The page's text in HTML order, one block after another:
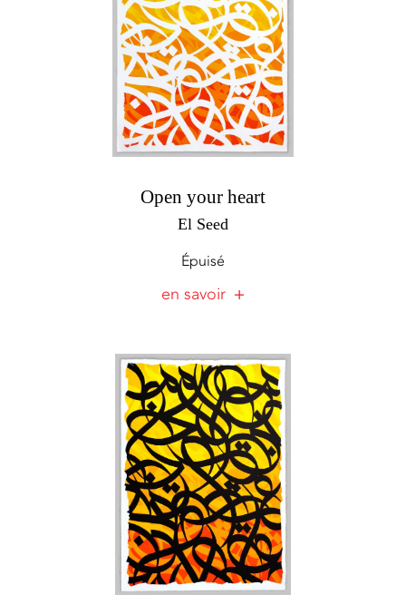
Open your heart
El Seed
Épuisé
en savoir